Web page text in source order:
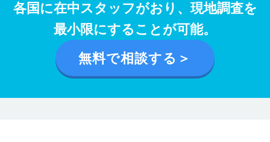
各国に在中スタッフがおり、現地調査を
最小限にすることが可能。
無料で相談する＞